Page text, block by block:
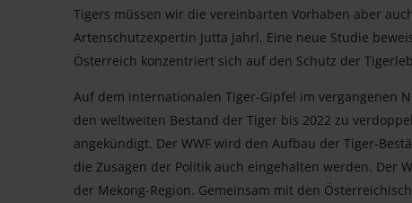
Tigers müssen wir die vereinbarten Vorhaben aber
Artenschutzexpertin Jutta Jahrl. Eine neue Studie
Österreich konzentriert sich auf den Schutz der
Auf dem internationalen Tiger-Gipfel im vergangenen
den weltweiten Bestand der Tiger bis 2022 zu
angekündigt. Der WWF wird den Aufbau der Tiger-
die Zusagen der Politik auch eingehalten werden. Der
der Mekong-Region. Gemeinsam mit den